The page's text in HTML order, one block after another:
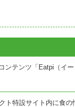
ンテンツ「Eatpi（イ
ト特設サイト内に食の